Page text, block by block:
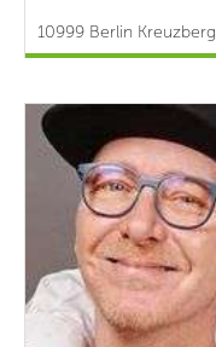
10999 Berlin Kreuzberg